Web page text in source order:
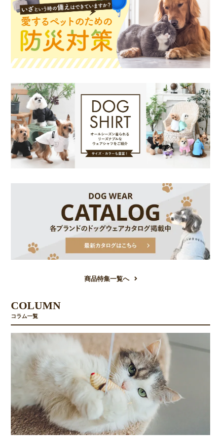
商品特集一覧へ
COLUMN
コラム一覧